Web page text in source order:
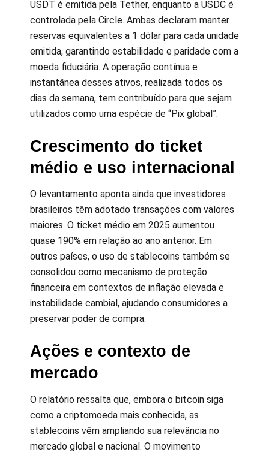
USDT é emitida pela Tether, enquanto a USDC é
controlada pela Circle. Ambas declaram manter
reservas equivalentes a 1 dólar para cada unidade
emitida, garantindo estabilidade e paridade com a
moeda fiduciária. A operação contínua e
instantânea desses ativos, realizada todos os
dias da semana, tem contribuído para que sejam
utilizados como uma espécie de “Pix global”.
Crescimento do ticket
médio e uso internacional
O levantamento aponta ainda que investidores
brasileiros têm adotado transações com valores
maiores. O ticket médio em 2025 aumentou
quase 190% em relação ao ano anterior. Em
outros países, o uso de stablecoins também se
consolidou como mecanismo de proteção
financeira em contextos de inflação elevada e
instabilidade cambial, ajudando consumidores a
preservar poder de compra.
Ações e contexto de
mercado
O relatório ressalta que, embora o bitcoin siga
como a criptomoeda mais conhecida, as
stablecoins vêm ampliando sua relevância no
mercado global e nacional. O movimento